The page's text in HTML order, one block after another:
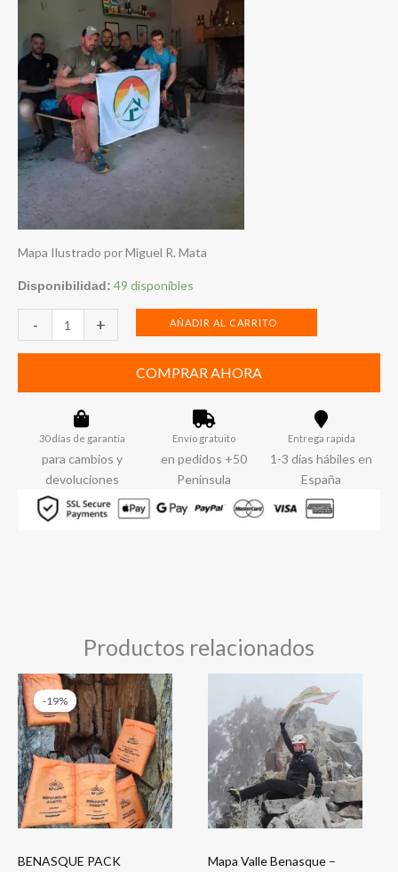
Mapa Ilustrado por Miguel R. Mata
Disponibilidad: 49 disponibles
-
Mapa
Libres
Dignos
+ AÑADIR AL CARRITO
COMPRAR AHORA
30 días de garantía
para cambios y
devoluciones
Envío gratuito
en pedidos +50
Peninsula
Entrega rapida
1-3 días hábiles en
España
Productos relacionados
-19%
-19%
BENASQUE PACK
El
precio
original
era:
110,00 €.
El
precio
actual
es:
89,00 €.
Mapa Valle Benasque –